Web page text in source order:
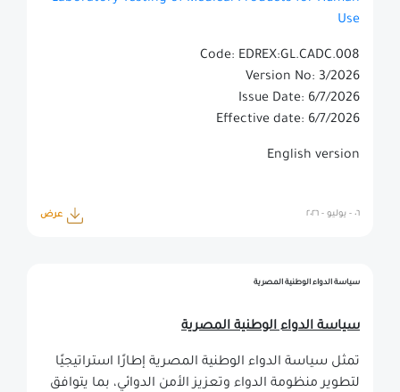
Use
Code: EDREX:GL.CADC.008
Version No: 3/2026
Issue Date: 6/7/2026
Effective date: 6/7/2026
English version
٠٦ - يوليو - ٢٠٢٦ عرض
سياسة الدواء الوطنية المصرية
سياسة الدواء الوطنية المصرية
تمثل سياسة الدواء الوطنية المصرية إطارًا استراتيجيًا
لتطوير منظومة الدواء وتعزيز الأمن الدوائي، بما يتوافق